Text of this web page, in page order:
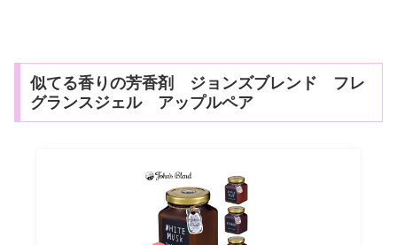
似てる香りの芳香剤 ジョンズブレンド フレ
グランスジェル アップルペア